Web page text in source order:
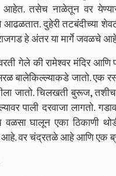
आहेत. तसेच नाळेतून वर
आढळतात. दुहेरी तटबंदीच्या
हे अंतर या मार्गे जवळचे
गेले की रामेश्वर मंदिर
बालेकिल्ल्याकडे जातो. एक
जातो. चिलखती बुरूज, तशीच
पाली दरवाजा लागतो.
वळसा घालून एका
वर चंद्रतळे आहे आणि एक